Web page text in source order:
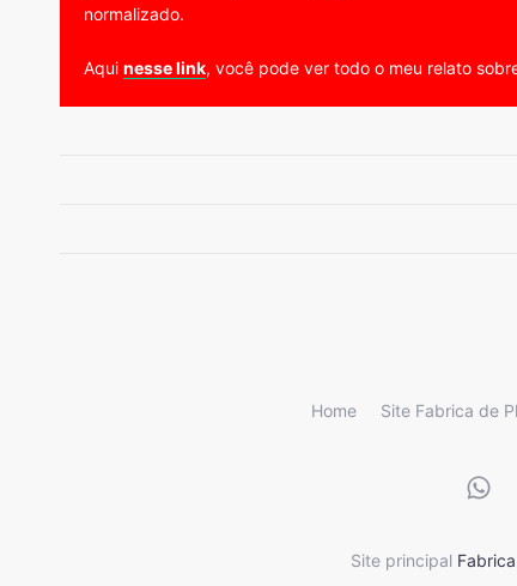
normalizado.
Aqui nesse link, você pode ver todo o meu relato
Home Site Fabrica de
Site principal